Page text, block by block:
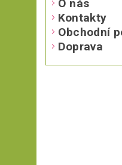
O nás
Kontakty
Obchodní
Doprava